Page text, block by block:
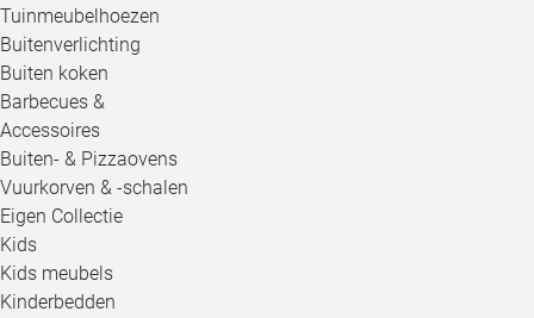
Tuinmeubelhoezen
Buitenverlichting
Buiten koken
Barbecues &
Accessoires
Buiten- & Pizzaovens
Vuurkorven & -schalen
Eigen Collectie
Kids
Kids meubels
Kinderbedden